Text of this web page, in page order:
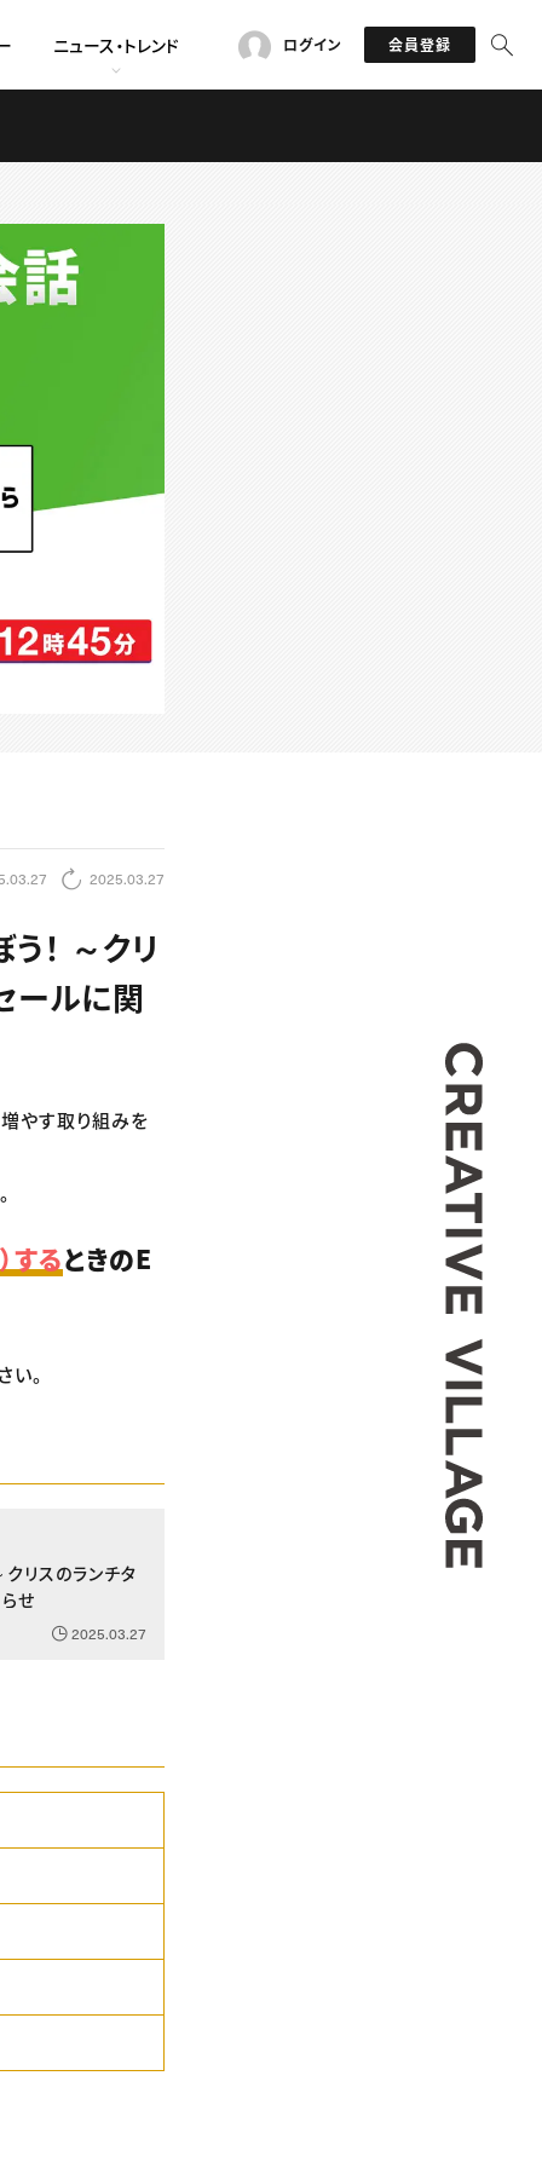
ニュース・トレンド ログイン 会員登録
2025.03.27
！ ～クリ
ールに関
やす取り組みを
するときのE
。
リスのランチタ
せ
2025.03.27